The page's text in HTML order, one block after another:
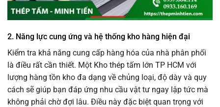
2. Năng lực cung ứng và hệ thống kho hàng hiện đại
Kiểm tra khả năng cung cấp hàng hóa của nhà phân phối
là điều rất cần thiết. Một Kho thép tấm lớn TP HCM với
lượng hàng tồn kho đa dạng về chủng loại, độ dày và quy
cách sẽ giúp bạn đáp ứng nhu cầu vật tư ngay lập tức mà
không phải chờ đợi lâu. Điều này đặc biệt quan trọng với